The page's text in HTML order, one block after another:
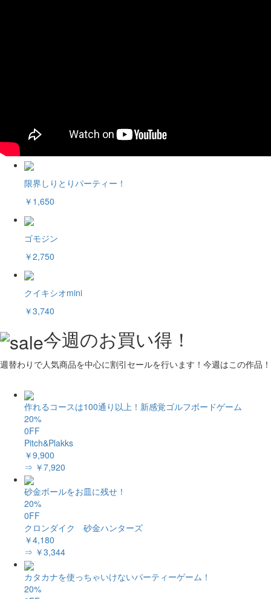
限界しりとりパーティー！
￥1,650
ゴモジン
￥2,750
クイキシオmini
￥3,740
今週のお買い得！
週替わりで人気商品を中心に割引セールを行います！今週はこの作品！
作れるコースは100通り以上！新感覚ゴルフボードゲーム
20%
0FF
Pitch&Plakks
￥9,900
⇒ ￥7,920
砂金ボールをお皿に残せ！
20%
0FF
クロンダイク 砂金ハンターズ
￥4,180
⇒ ￥3,344
カタカナを使っちゃいけないパーティーゲーム！
20%